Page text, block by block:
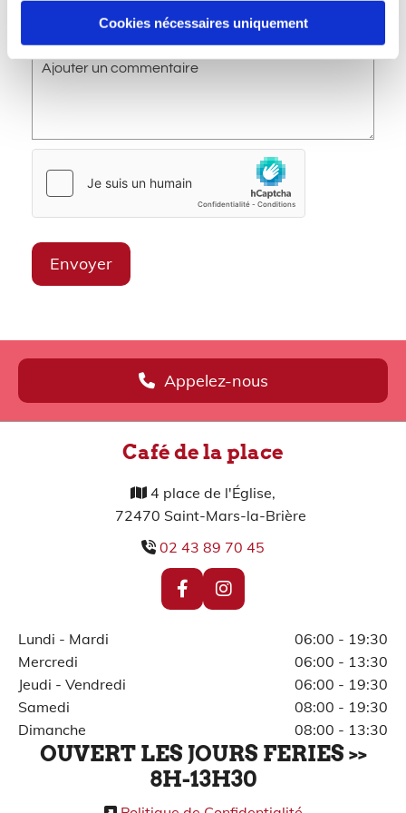
Cookies nécessaires uniquement
Commentaire
Appelez-nous
Café de la place
 4 place de l'Église,
72470 Saint-Mars-la-Brière
 02 43 89 70 45
Lundi - Mardi
06:00 - 19:30
Mercredi
06:00 - 13:30
Jeudi - Vendredi
06:00 - 19:30
Samedi
08:00 - 19:30
Dimanche
08:00 - 13:30
OUVERT LES JOURS FERIES >>
8H-13H30